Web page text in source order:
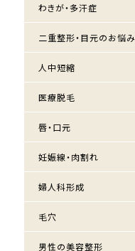
わきが・多汗症
二重整形・目元のお悩み
人中短縮
医療脱毛
唇・口元
妊娠線・肉割れ
婦人科形成
毛穴
男性の美容整形